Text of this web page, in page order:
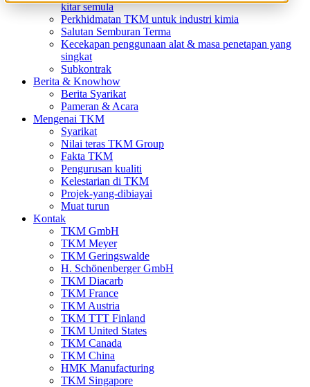
kitar semula
Perkhidmatan TKM untuk industri kimia
Salutan Semburan Terma
Kecekapan penggunaan alat & masa penetapan yang
singkat
Subkontrak
Berita & Knowhow
Berita Syarikat
Pameran & Acara
Mengenai TKM
Syarikat
Nilai teras TKM Group
Fakta TKM
Pengurusan kualiti
Kelestarian di TKM
Projek-yang-dibiayai
Muat turun
Kontak
TKM GmbH
TKM Meyer
TKM Geringswalde
H. Schönenberger GmbH
TKM Diacarb
TKM France
TKM Austria
TKM TTT Finland
TKM United States
TKM Canada
TKM China
HMK Manufacturing
TKM Singapore